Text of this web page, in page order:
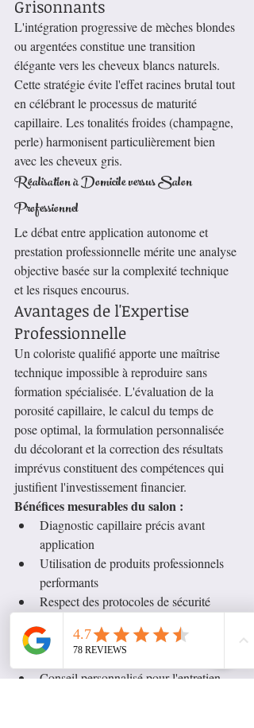
Grisonnants
L'intégration progressive de mèches blondes
ou argentées constitue une transition
élégante vers les cheveux blancs naturels.
Cette stratégie évite l'effet racines brutal tout
en célébrant le processus de maturité
capillaire. Les tonalités froides (champagne,
perle) harmonisent particulièrement bien
avec les cheveux gris.
Réalisation à Domicile versus Salon
Professionnel
Le débat entre application autonome et
prestation professionnelle mérite une analyse
objective basée sur la complexité technique
et les risques encourus.
Avantages de l'Expertise
Professionnelle
Un coloriste qualifié apporte une maîtrise
technique impossible à reproduire sans
formation spécialisée. L'évaluation de la
porosité capillaire, le calcul du temps de
pose optimal, la formulation personnalisée
du décolorant et la correction des résultats
imprévus constituent des compétences qui
justifient l'investissement financier.
Bénéfices mesurables du salon :
Diagnostic capillaire précis avant
application
Utilisation de produits professionnels
performants
Respect des protocoles de sécurité
Garantie de rectification en cas
d'insatisfaction
Conseil personnalisé pour l'entretien